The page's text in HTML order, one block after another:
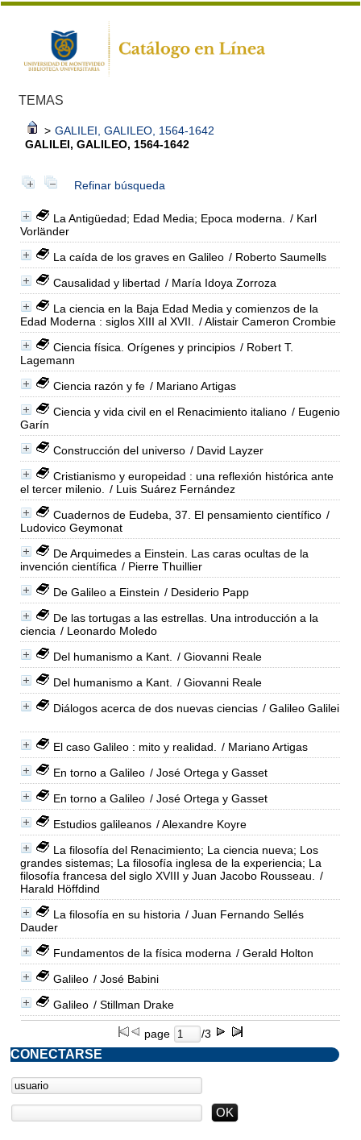
TEMAS
> GALILEI, GALILEO, 1564-1642
GALILEI, GALILEO, 1564-1642
Refinar búsqueda
La Antigüedad; Edad Media; Epoca moderna.
/ Karl
Vorländer
La caída de los graves en Galileo / Roberto Saumells
Causalidad y libertad / María Idoya Zorroza
La ciencia en la Baja Edad Media y comienzos de la
Edad Moderna : siglos XIII al XVII.
/ Alistair Cameron Crombie
Ciencia física. Orígenes y principios / Robert T.
Lagemann
Ciencia razón y fe / Mariano Artigas
Ciencia y vida civil en el Renacimiento italiano / Eugenio
Garín
Construcción del universo / David Layzer
Cristianismo y europeidad : una reflexión histórica ante
el tercer milenio.
/ Luis Suárez Fernández
Cuadernos de Eudeba, 37. El pensamiento científico /
Ludovico Geymonat
De Arquimedes a Einstein. Las caras ocultas de la
invención científica / Pierre Thuillier
De Galileo a Einstein / Desiderio Papp
De las tortugas a las estrellas. Una introducción a la
ciencia / Leonardo Moledo
Del humanismo a Kant.
/ Giovanni Reale
Del humanismo a Kant.
/ Giovanni Reale
Diálogos acerca de dos nuevas ciencias / Galileo Galilei
El caso Galileo : mito y realidad.
/ Mariano Artigas
En torno a Galileo / José Ortega y Gasset
En torno a Galileo / José Ortega y Gasset
Estudios galileanos / Alexandre Koyre
La filosofía del Renacimiento; La ciencia nueva; Los
grandes sistemas; La filosofía inglesa de la experiencia; La
filosofía francesa del siglo XVIII y Juan Jacobo Rousseau.
/
Harald Höffdind
La filosofía en su historia / Juan Fernando Sellés
Dauder
Fundamentos de la física moderna / Gerald Holton
Galileo / José Babini
Galileo / Stillman Drake
page /3
CONECTARSE